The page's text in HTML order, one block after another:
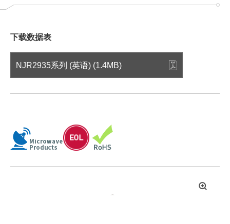
下载数据表
NJR2935系列 (英语) (1.4MB)
拡